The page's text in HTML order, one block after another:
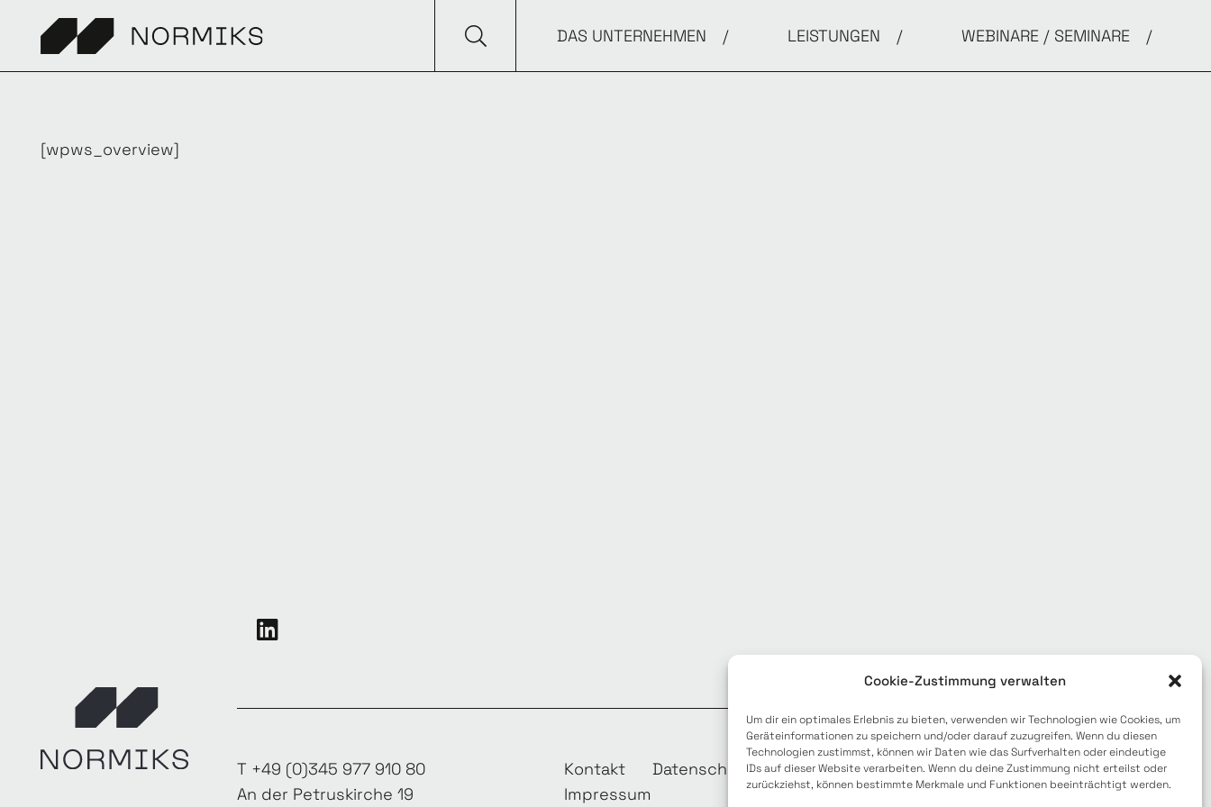
Cookie-Zustimmung verwalten
Um dir ein optimales Erlebnis zu bieten, verwenden wir Technologien wie Cookies, um
Geräteinformationen zu speichern und/oder darauf zuzugreifen. Wenn du diesen
Technologien zustimmst, können wir Daten wie das Surfverhalten oder eindeutige
IDs auf dieser Website verarbeiten. Wenn du deine Zustimmung nicht erteilst oder
zurückziehst, können bestimmte Merkmale und Funktionen beeinträchtigt werden.
DAS UNTERNEHMEN LEISTUNGEN WEBINARE / SEMINARE
[wpws_overview]
T +49 (0)345 977 910 80
An der Petruskirche 19
Kontakt Datenschutzerklärung AGBs & BVBs
Cookie-Richtlinie (EU)
Impressum